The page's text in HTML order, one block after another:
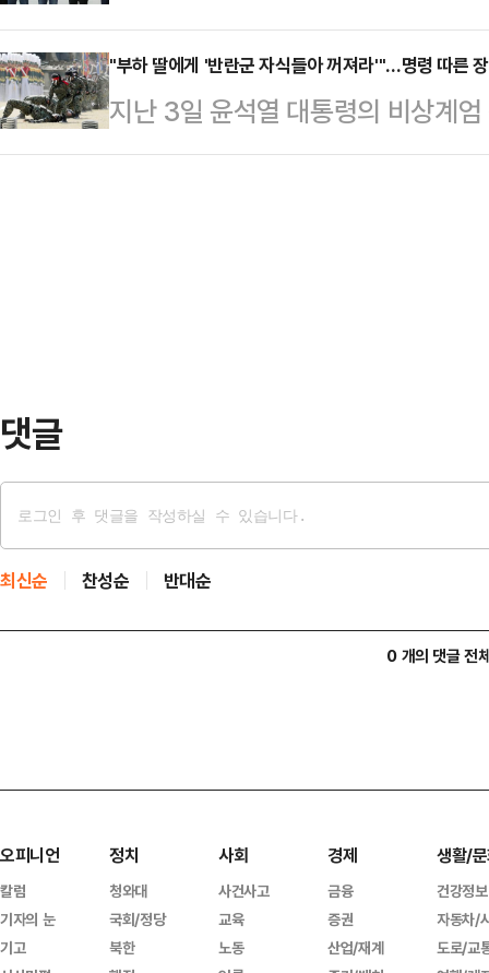
소송법상 이 대표 또…
시나리오의 분수령이 될 수 있어서
12일 자녀 입시비리와 청와대 감찰
있다. 2019년 12월 기소된 지 5년
앉지 않고 있다. 군홧발로 국회 유
‘옛 일’로 회자되던 군부독재의 만
모하고 어리석은 행위에 전 국민이
이었던 ‘K-시리즈’는 최신판에 ‘K-
"부하 딸에게 '반란군 자식들아 꺼져라'"…명령 따른
지난 3일 윤석열 대통령의 비상계
장관 지시에 따라 국회 등으로 투입
댓글
최신순 찬성순 반대순
0 개의 댓글 전
오피니언
칼럼
기자의 눈
기고
정치
청와대
국회/정당
북한
사회
사건사고
교육
노동
경제
금융
증권
산업/재계
생활/
건강정보
자동차/
도로/교